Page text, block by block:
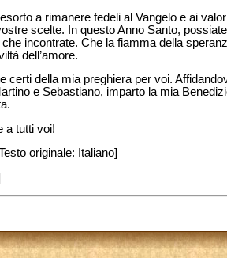
a rimanere fedeli al Vangelo e ai
scelte. In questo Anno Santo,
incontrate. Che la fiamma della
dell’amore.
certi della mia preghiera per voi.
e Sebastiano, imparto la mia
a tutti voi!
originale: Italiano]